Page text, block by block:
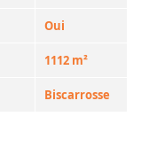
Oui
1112 m²
Biscarrosse